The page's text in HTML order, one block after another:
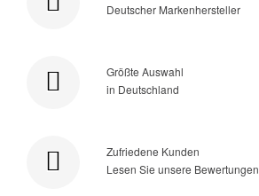
Deutscher Markenhersteller
Größte Auswahl
in Deutschland
Zufriedene Kunden
Lesen Sie unsere Bewertungen